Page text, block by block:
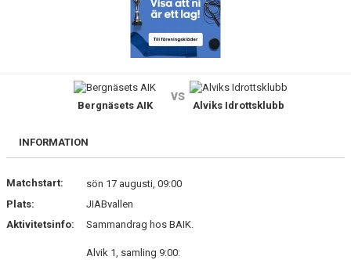
BILDGALLERI
KONTAKT
Bergnäsets AIK
vs
Alviks Idrottsklubb
INFORMATION
Matchstart:
sön 17 augusti, 09:00
Plats:
JIABvallen
Aktivitetsinfo:
Sammandrag hos BAIK.
Alvik 1, samling 9:00: